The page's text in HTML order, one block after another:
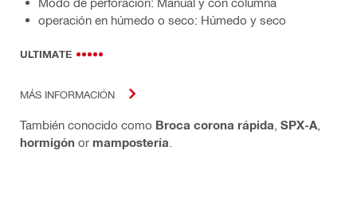
operación en húmedo o seco: Húmedo y seco
ULTIMATE
MÁS INFORMACIÓN
También conocido como Broca corona rápida SPX-A
hormigón or mampostería